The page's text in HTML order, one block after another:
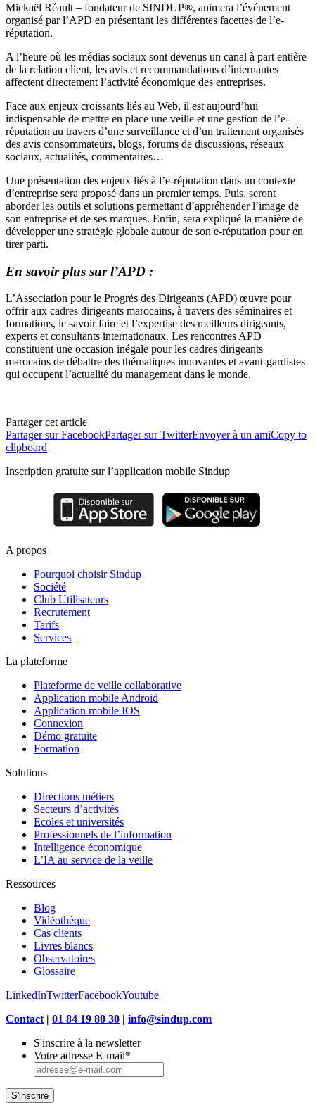
Mickaël Réault – fondateur de SINDUP®, animera l’événement
organisé par l’APD en présentant les différentes facettes de l’e-
réputation.
A l’heure où les médias sociaux sont devenus un canal à part entière
de la relation client, les avis et recommandations d’internautes
affectent directement l’activité économique des entreprises.
Face aux enjeux croissants liés au Web, il est aujourd’hui
indispensable de mettre en place une veille et une gestion de l’e-
réputation au travers d’une surveillance et d’un traitement organisés
des avis consommateurs, blogs, forums de discussions, réseaux
sociaux, actualités, commentaires…
Une présentation des enjeux liés à l’e-réputation dans un contexte
d’entreprise sera proposé dans un premier temps. Puis, seront
aborder les outils et solutions permettant d’appréhender l’image de
son entreprise et de ses marques. Enfin, sera expliqué la manière de
développer une stratégie globale autour de son e-réputation pour en
tirer parti.
En savoir plus sur l’APD :
L’Association pour le Progrès des Dirigeants (APD) œuvre pour
offrir aux cadres dirigeants marocains, à travers des séminaires et
formations, le savoir faire et l’expertise des meilleurs dirigeants,
experts et consultants internationaux. Les rencontres APD
constituent une occasion inégale pour les cadres dirigeants
marocains de débattre des thématiques innovantes et avant-gardistes
qui occupent l’actualité du management dans le monde.
Partager cet article
Partager sur FacebookPartager sur TwitterEnvoyer à un amiCopy to
clipboard
Inscription gratuite sur l’application mobile Sindup
A propos
Pourquoi choisir Sindup
Société
Club Utilisateurs
Recrutement
Tarifs
Services
La plateforme
Plateforme de veille collaborative
Application mobile Android
Application mobile IOS
Connexion
Démo gratuite
Formation
Solutions
Directions métiers
Secteurs d’activités
Ecoles et universités
Professionnels de l’information
Intelligence économique
L’IA au service de la veille
Ressources
Blog
Vidéothèque
Cas clients
Livres blancs
Observatoires
Glossaire
LinkedInTwitterFacebookYoutube
Contact | 01 84 19 80 30 | info@sindup.com
S'inscrire à la newsletter
Votre adresse E-mail*
S'inscrire